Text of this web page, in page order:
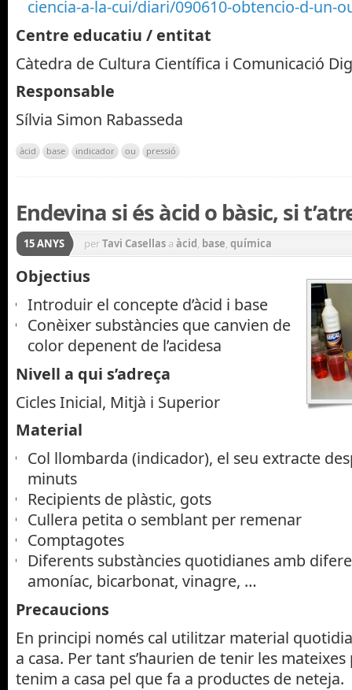
ciencia-a-la-cui/diari/090610-obtencio-d-un-
Centre educatiu / entitat
Càtedra de Cultura Científica i Comunicació
Responsable
Sílvia Simon Rabasseda
àcid base indicador ou pressió
Endevina si és àcid o bàsic, si
15 ANYS perTavi Casellas a àcid, base, química
Objectius
Introduir el concepte d’àcid i base
Conèixer substàncies que canvien de
color depenent de l’acidesa
Nivell a qui s’adreça
Cicles Inicial, Mitjà i Superior
Material
Col llombarda (indicador), el seu extracte
minuts
Recipients de plàstic, gots
Cullera petita o semblant per remenar
Comptagotes
Diferents substàncies quotidianes amb
amoníac, bicarbonat, vinagre, …
Precaucions
En principi només cal utilitzar material
a casa. Per tant s’haurien de tenir les
tenim a casa pel que fa a productes de neteja.